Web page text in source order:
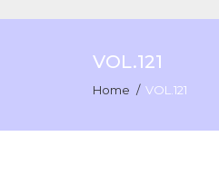
VOL.121
Home VOL.121